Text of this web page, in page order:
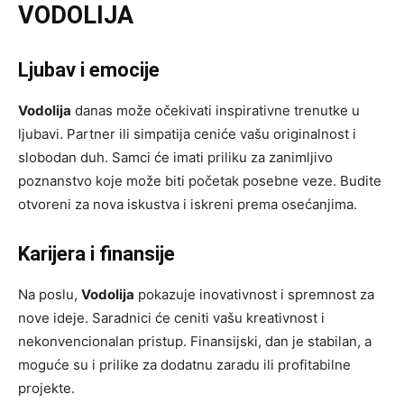
VODOLIJA
Ljubav i emocije
Vodolija danas može očekivati inspirativne trenutke u
ljubavi. Partner ili simpatija ceniće vašu originalnost i
slobodan duh. Samci će imati priliku za zanimljivo
poznanstvo koje može biti početak posebne veze. Budite
otvoreni za nova iskustva i iskreni prema osećanjima.
Karijera i finansije
Na poslu, Vodolija pokazuje inovativnost i spremnost za
nove ideje. Saradnici će ceniti vašu kreativnost i
nekonvencionalan pristup. Finansijski, dan je stabilan, a
moguće su i prilike za dodatnu zaradu ili profitabilne
projekte.